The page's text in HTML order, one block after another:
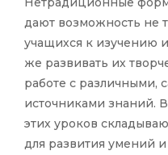
дают возможность не
учащихся к изучению
же развивать их
работе с
источниками знаний.
этих уроков
для развития умений